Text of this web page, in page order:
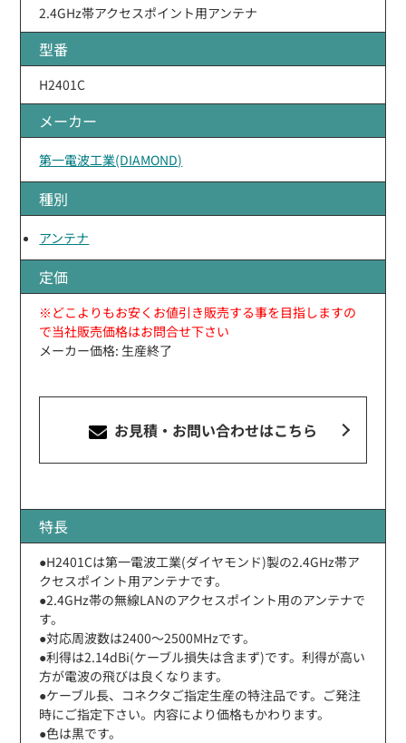
2.4GHz帯アクセスポイント用アンテナ
型番
H2401C
メーカー
第一電波工業(DIAMOND)
種別
アンテナ
定価
※どこよりもお安くお値引き販売する事を目指しますの
で当社販売価格はお問合せ下さい
メーカー価格: 生産終了
お見積・お問い合わせはこちら
特長
●H2401Cは第一電波工業(ダイヤモンド)製の2.4GHz帯ア
クセスポイント用アンテナです。
●2.4GHz帯の無線LANのアクセスポイント用のアンテナで
す。
●対応周波数は2400〜2500MHzです。
●利得は2.14dBi(ケーブル損失は含まず)です。利得が高い
方が電波の飛びは良くなります。
●ケーブル長、コネクタご指定生産の特注品です。ご発注
時にご指定下さい。内容により価格もかわります。
●色は黒です。